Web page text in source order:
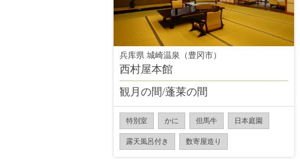
兵库県 城崎温泉（豊冈市）
西村屋本館
観月の間/蓬莱の間
特別室 かに 但馬牛 日本庭園
露天風呂付き 数寄屋造り